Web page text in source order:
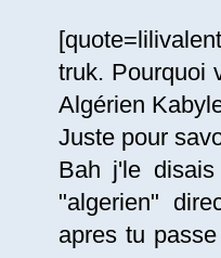
truk. Pourquoi
Algérien
Juste pour
Bah j'le
"algerien"
apres tu